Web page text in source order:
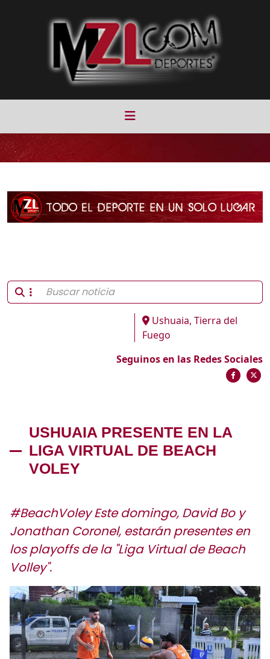
Ushuaia, Tierra del
Fuego
Seguinos en las Redes Sociales
USHUAIA PRESENTE EN LA
LIGA VIRTUAL DE BEACH
VOLEY
#BeachVoley Este domingo, David Bo y
Jonathan Coronel, estarán presentes en
los playoffs de la "Liga Virtual de Beach
Volley".